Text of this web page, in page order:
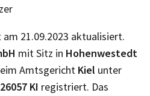
21.09.2023 aktualisiert.
mit Sitz in Hohenwestedt
Amtsgericht Kiel unter
26057 KI registriert. Das